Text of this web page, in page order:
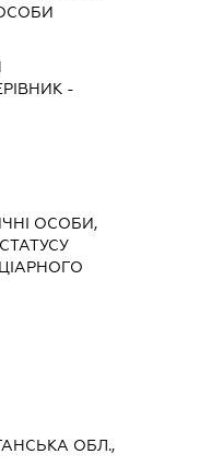
-
ОСОБИ,
ОБЛ.,